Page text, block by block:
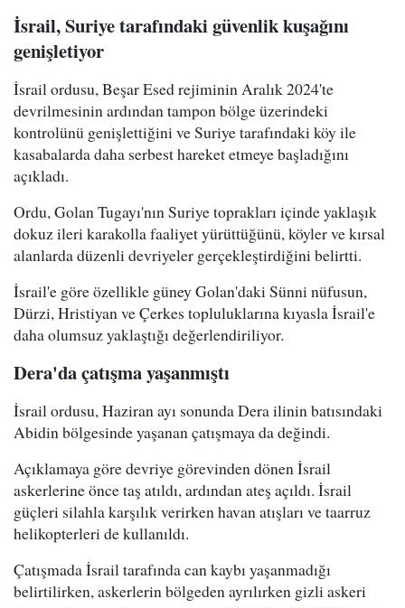
İsrail, Suriye tarafındaki güvenlik kuşağını
genişletiyor
İsrail ordusu, Beşar Esed rejiminin Aralık 2024'te
devrilmesinin ardından tampon bölge üzerindeki
kontrolünü genişlettiğini ve Suriye tarafındaki köy ile
kasabalarda daha serbest hareket etmeye başladığını
açıkladı.
Ordu, Golan Tugayı'nın Suriye toprakları içinde yaklaşık
dokuz ileri karakolla faaliyet yürüttüğünü, köyler ve kırsal
alanlarda düzenli devriyeler gerçekleştirdiğini belirtti.
İsrail'e göre özellikle güney Golan'daki Sünni nüfusun,
Dürzi, Hristiyan ve Çerkes topluluklarına kıyasla İsrail'e
daha olumsuz yaklaştığı değerlendiriliyor.
Dera'da çatışma yaşanmıştı
İsrail ordusu, Haziran ayı sonunda Dera ilinin batısındaki
Abidin bölgesinde yaşanan çatışmaya da değindi.
Açıklamaya göre devriye görevinden dönen İsrail
askerlerine önce taş atıldı, ardından ateş açıldı. İsrail
güçleri silahla karşılık verirken havan atışları ve taarruz
helikopterleri de kullanıldı.
Çatışmada İsrail tarafında can kaybı yaşanmadığı
belirtilirken, askerlerin bölgeden ayrılırken gizli askeri